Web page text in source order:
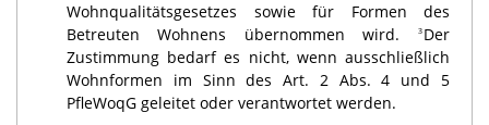
Wohnqualitätsgesetzes sowie für Formen des
Betreuten Wohnens übernommen wird.
3 Der
Zustimmung bedarf es nicht, wenn ausschließlich
Wohnformen im Sinn des Art. 2 Abs. 4 und 5
PfleWoqG geleitet oder verantwortet werden.